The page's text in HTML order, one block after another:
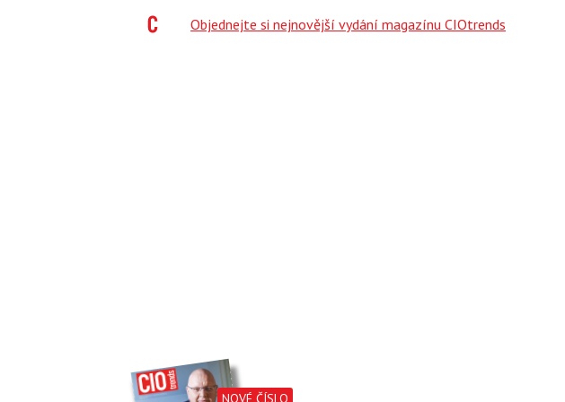
NOVÉ ČÍSLO
Objednejte si nejnovější vydání magazínu CIOtrends